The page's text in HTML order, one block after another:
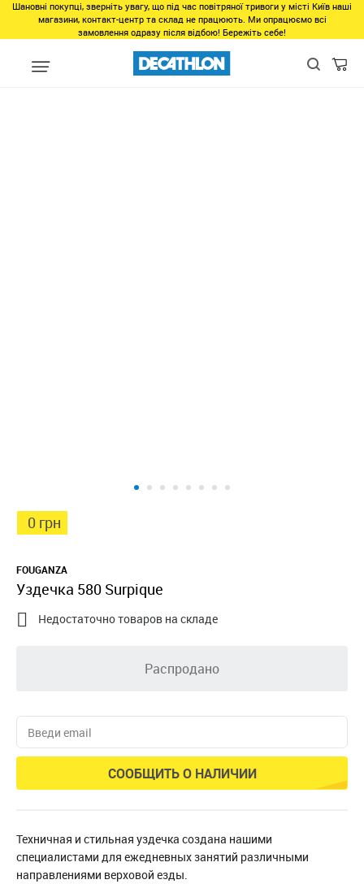
Шановні покупці, зверніть увагу, що під час повітряної тривоги у місті Київ наші
магазини, контакт-центр та склад не працюють. Ми опрацюємо всі
замовлення одразу після відбою! Бережіть себе!
unlinked Уздечка 580 Surpique
0 грн
FOUGANZA
Уздечка 580 Surpique
 Недостаточно товаров на складе
Распродано
СООБЩИТЬ О НАЛИЧИИ
Техничная и стильная уздечка создана нашими
специалистами для ежедневных занятий различными
направлениями верховой езды.